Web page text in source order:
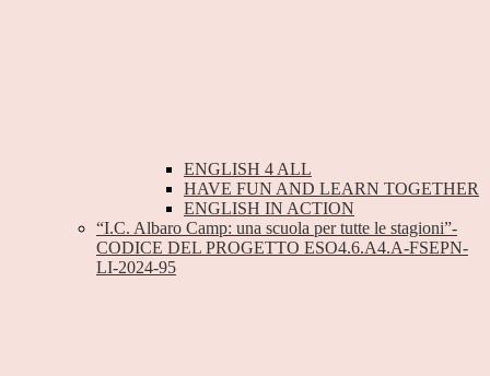
ENGLISH 4 ALL
HAVE FUN AND LEARN TOGETHER
ENGLISH IN ACTION
“I.C. Albaro Camp: una scuola per tutte le stagioni”-
CODICE DEL PROGETTO ESO4.6.A4.A-FSEPN-
LI-2024-95